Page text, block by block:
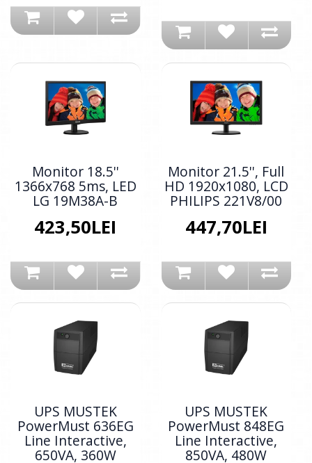
Monitor 18.5''
1366x768 5ms, LED
LG 19M38A-B
423,50LEI
Monitor 21.5'', Full
HD 1920x1080, LCD
PHILIPS 221V8/00
447,70LEI
UPS MUSTEK
PowerMust 636EG
Line Interactive,
650VA, 360W
UPS MUSTEK
PowerMust 848EG
Line Interactive,
850VA, 480W